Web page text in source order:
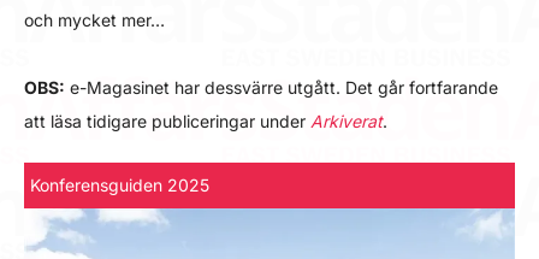
och mycket mer…
OBS: e-Magasinet har dessvärre utgått. Det går fortfarande
att läsa tidigare publiceringar under Arkiverat.
Konferensguiden 2025